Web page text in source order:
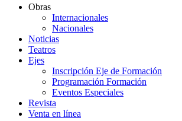
Obras
Internacionales
Nacionales
Noticias
Teatros
Ejes
Inscripción Eje de Formación
Programación Formación
Eventos Especiales
Revista
Venta en línea